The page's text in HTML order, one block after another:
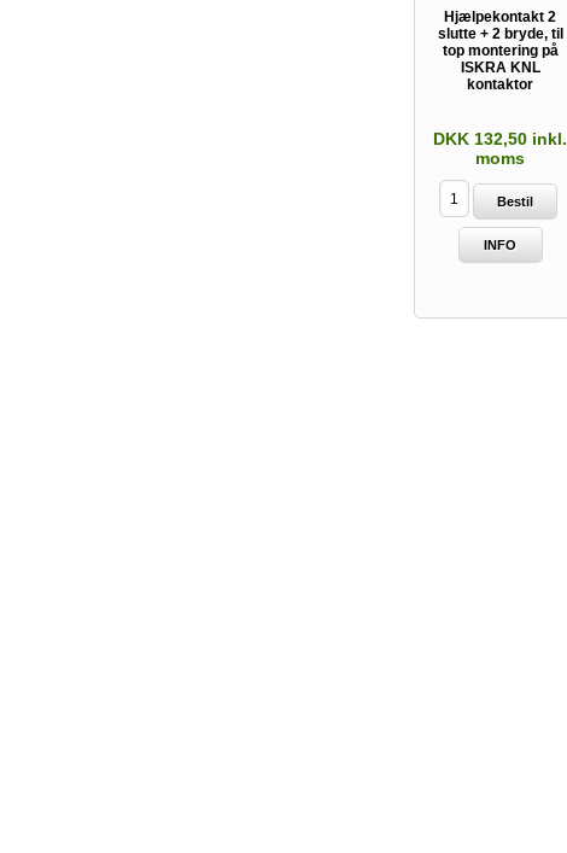
Hjælpekontakt 2
slutte + 2 bryde, til
top montering på
ISKRA KNL
kontaktor
DKK 132,50 inkl.
moms
Bestil
INFO